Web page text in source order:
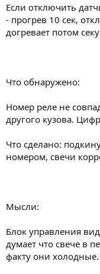
Если отключить
- прогрев 10 сек,
догревает потом
Что обнаружено:
Номер реле не
другого кузова.
Что сделано:
номером, свечи
Мысли:
Блок управления
думает что свече в
факту они